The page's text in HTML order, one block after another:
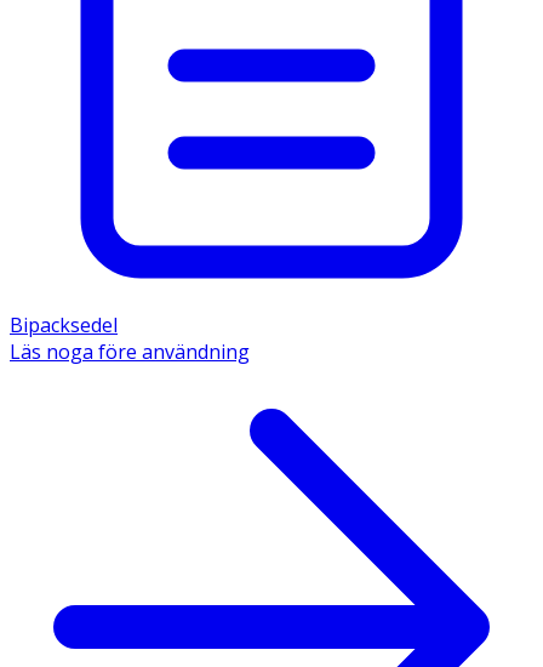
Bipacksedel
Läs noga före användning